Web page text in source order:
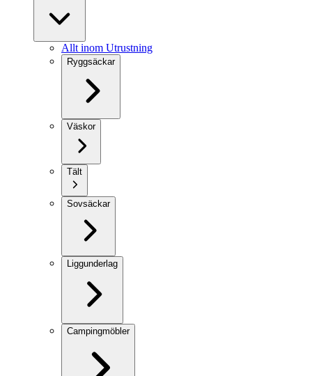
Allt inom Utrustning
Ryggsäckar
Väskor
Tält
Sovsäckar
Liggunderlag
Campingmöbler